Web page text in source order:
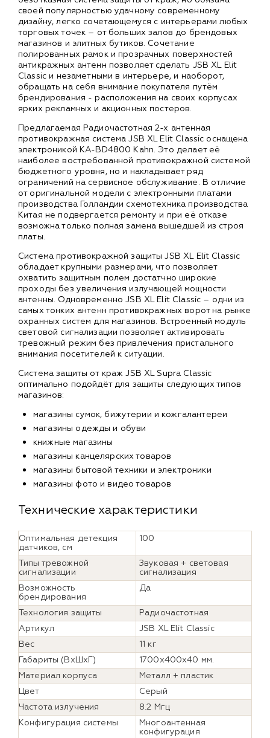
своей популярностью удачному современному
дизайну, легко сочетающемуся с интерьерами любых
торговых точек – от больших залов до брендовых
магазинов и элитных бутиков. Сочетание
полированных рамок и прозрачных поверхностей
антикражных антенн позволяет сделать JSB XL Elit
Classic и незаметными в интерьере, и наоборот,
обращать на себя внимание покупателя путём
брендирования - расположения на своих корпусах
ярких рекламных и акционных постеров.
Предлагаемая Радиочастотная 2-х антенная
противокражная система JSB XL Elit Classic оснащена
электроникой KA-BD4800 Kahn. Это делает её
наиболее востребованной противокражной системой
бюджетного уровня, но и накладывает ряд
ограничений на сервисное обслуживание. В отличие
от оригинальной модели с электронными платами
производства Голландии схемотехника производства
Китая не подвергается ремонту и при её отказе
возможна только полная замена вышедшей из строя
платы.
Система противокражной защиты JSB XL Elit Classic
обладает крупными размерами, что позволяет
охватить защитным полем достатчно широкие
проходы без увеличения излучающей мощности
антенны. Одновременно JSB XL Elit Classic – одни из
самых тонких антенн противокражных ворот на рынке
охранных систем для магазинов. Встроенный модуль
световой сигнализации позволяет активировать
тревожный режим без привлечения пристального
внимания посетителей к ситуации.
Система защиты от краж JSB XL Supra Classic
оптимально подойдёт для защиты следующих типов
магазинов:
магазины сумок, бижутерии и кожгалантереи
магазины одежды и обуви
книжные магазины
магазины канцелярских товаров
магазины бытовой техники и электроники
магазины фото и видео товаров
Технические характеристики
Оптимальная детекция
датчиков, см
100
Типы тревожной
сигнализации
Звуковая + световая
сигнализация
Возможность
брендирования
Да
Технология защиты
Радиочастотная
Артикул
JSB XL Elit Classic
Вес
11 кг
Габариты (ВхШхГ)
1700х400х40 мм.
Материал корпуса
Металл + пластик
Цвет
Серый
Частота излучения
8.2 Мгц
Конфигурация системы
Многоантенная
конфигурация